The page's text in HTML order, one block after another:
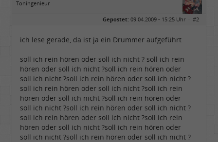
Toningenieur
Dabei seit:
05 / 2006
Gepostet: 09.04.2009 - 15:25 Uhr · #2
ich lese gerade, da ist ja ein Drummer aufgeführt
soll ich rein hören oder soll ich nicht ? soll ich rein
hören oder soll ich nicht ?soll ich rein hören oder
soll ich nicht ?soll ich rein hören oder soll ich nicht ?
soll ich rein hören oder soll ich nicht ?soll ich rein
hören oder soll ich nicht ?soll ich rein hören oder
soll ich nicht ?soll ich rein hören oder soll ich nicht ?
soll ich rein hören oder soll ich nicht ?soll ich rein
hören oder soll ich nicht ?soll ich rein hören oder
soll ich nicht ?soll ich rein hören oder soll ich nicht ?